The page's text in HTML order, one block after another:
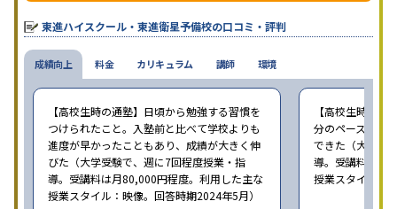
東進衛星予備校は、運営会社により指導方針や校舎のルールが異
なる。体験授業では、授業のみで判断するのではなく、担当者や
校舎雰囲気、校舎での合格実績などを確認すると良いだろう。
東進ハイスクール・東進衛星予備校の口コミ・評判
成績向上
【高校生時の通塾】日頃から勉強する習慣を
つけられたこと。入塾前と比べて学校よりも
進度が早かったこともあり、成績が大きく伸
びた（大学受験で、週に7回程度授業・指
導。受講料は月80,000円程度。利用した主な
授業スタイル：映像。回答時期2024年5月）
【高校生時の通
分のペースで進
できた（大学受
導。受講料は月
授業スタイル：
料金 カリキュラム 講師 環境